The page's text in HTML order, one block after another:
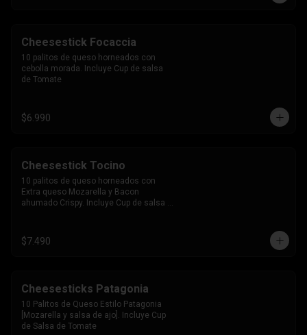
Cheesestick Focaccia
10 palitos de queso horneados con
cebolla morada. Incluye Cup de salsa
de Tomate
$6.990
Cheesestick Tocino
10 palitos de queso horneados con
Extra queso Mozarella y Bacon
ahumado Crispy. Incluye Cup de salsa
$7.490
Cheesesticks Patagonia
10 Palitos de Queso Estilo Patagonia
[Mozarella y salsa de ajo]. Incluye Cup
de Salsa de Tomate